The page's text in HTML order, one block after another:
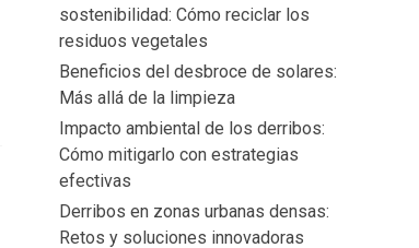
sostenibilidad: Cómo reciclar los
residuos vegetales
Beneficios del desbroce de solares:
Más allá de la limpieza
Impacto ambiental de los derribos:
Cómo mitigarlo con estrategias
efectivas
Derribos en zonas urbanas densas:
Retos y soluciones innovadoras